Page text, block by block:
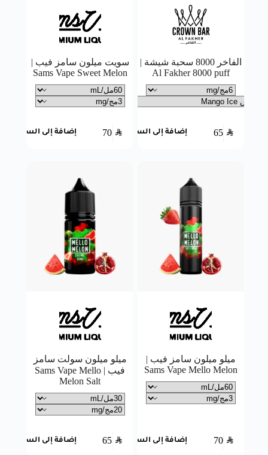
الفاخر 8000 سحبة شيشة |
Al Fakher 8000 puff
65 SAR إضافة إلى السلة
سويت ميلون سامز فيب |
Sams Vape Sweet Melon
70 SAR إضافة إلى السلة
ميلو ميلون سامز فيب |
Sams Vape Mello Melon
70 SAR إضافة إلى السلة
ميلو ميلون سولت سامز
فيب | Sams Vape Mello
Melon Salt
65 SAR إضافة إلى السلة